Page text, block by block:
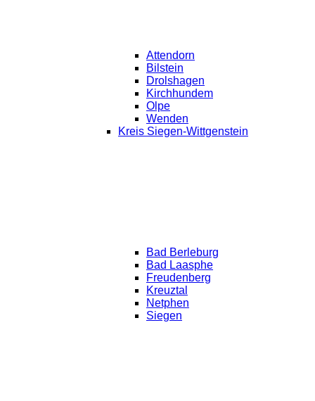
Attendorn
Bilstein
Drolshagen
Kirchhundem
Olpe
Wenden
Kreis Siegen-Wittgenstein
Bad Berleburg
Bad Laasphe
Freudenberg
Kreuztal
Netphen
Siegen